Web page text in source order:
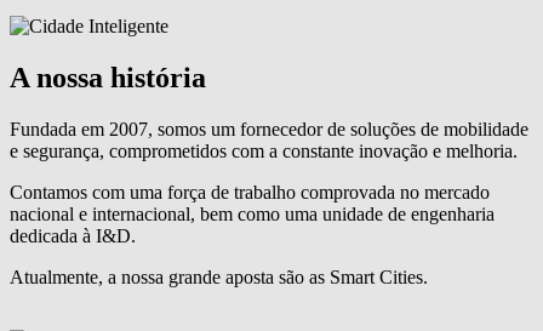
A nossa história
Fundada em 2007, somos um fornecedor de soluções de mobilidade
e segurança, comprometidos com a constante inovação e melhoria.
Contamos com uma força de trabalho comprovada no mercado
nacional e internacional, bem como uma unidade de engenharia
dedicada à I&D.
Atualmente, a nossa grande aposta são as Smart Cities.